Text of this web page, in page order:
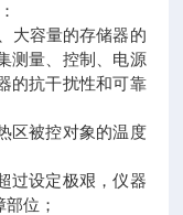
大容量的存储器的
测量、控制、电源
的抗干扰性和可靠
区被控对象的温度
过设定极艰，仪器
位；